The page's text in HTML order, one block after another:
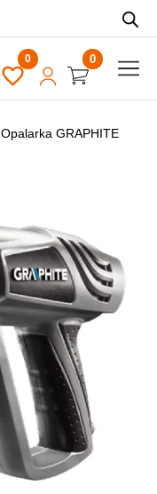
0
Opalarka GRAPHITE